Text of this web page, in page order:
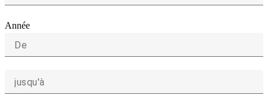
Année
De
jusqu'à